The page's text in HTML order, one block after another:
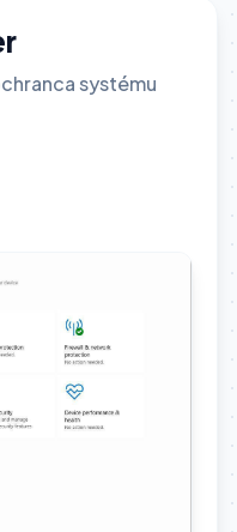
systému